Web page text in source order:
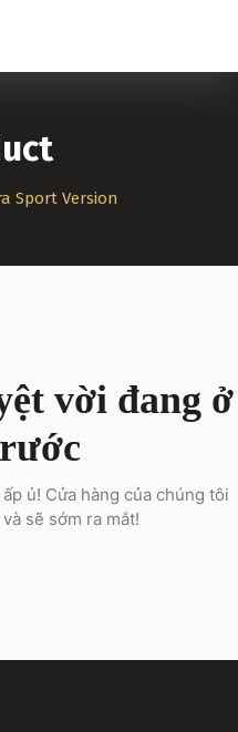
Sport Version
vời đang ở
ủ! Cửa hàng của chúng tôi
sẽ sớm ra mắt!